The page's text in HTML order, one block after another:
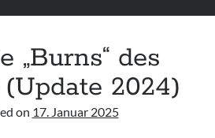
„Burns“ des
2024)
on 17. Januar 2025